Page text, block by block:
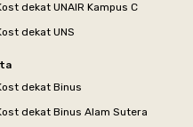
dekat UNAIR Kampus C
dekat UNS
dekat Binus
dekat Binus Alam Sutera